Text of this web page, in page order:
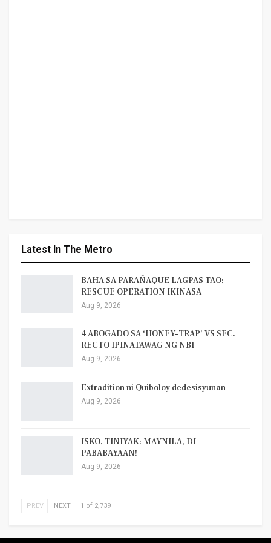
Latest In The Metro
BAHA SA PARAÑAQUE LAGPAS TAO;
RESCUE OPERATION IKINASA
Aug 9, 2026
4 ABOGADO SA ‘HONEY-TRAP’ VS SEC.
RECTO IPINATAWAG NG NBI
Aug 9, 2026
Extradition ni Quiboloy dedesisyunan
Aug 9, 2026
ISKO, TINIYAK: MAYNILA, DI
PABABAYAAN!
Aug 9, 2026
PREV NEXT 1 of 2,739